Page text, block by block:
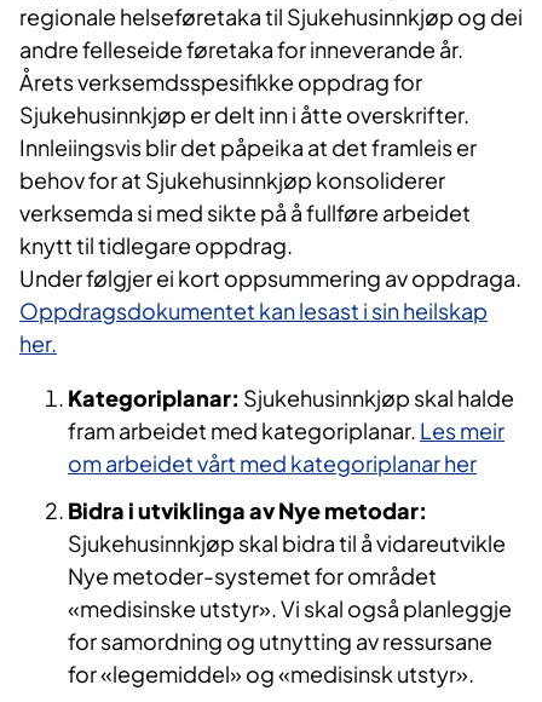
regionale helseføretaka til Sjukehusinnkjøp og dei
andre felleseide føretaka for inneverande år.
Årets verksemdsspesifikke oppdrag for
Sjukehusinnkjøp er delt inn i åtte overskrifter.
Innleiingsvis blir det påpeika at det framleis er
behov for at Sjukehusinnkjøp konsoliderer
verksemda si med sikte på å fullføre arbeidet
knytt til tidlegare oppdrag.
Under følgjer ei kort oppsummering av oppdraga.
Oppdragsdokumentet kan lesast i sin heilskap
her.
Kategoriplanar: Sjukehusinnkjøp skal halde
fram arbeidet med kategoriplanar. Les meir
om arbeidet vårt med kategoriplanar her
Bidra i utviklinga av Nye metodar:
Sjukehusinnkjøp skal bidra til å vidareutvikle
Nye metoder-systemet for området
«medisinske utstyr». Vi skal også planleggje
for samordning og utnytting av ressursane
for «legemiddel» og «medisinsk utstyr».